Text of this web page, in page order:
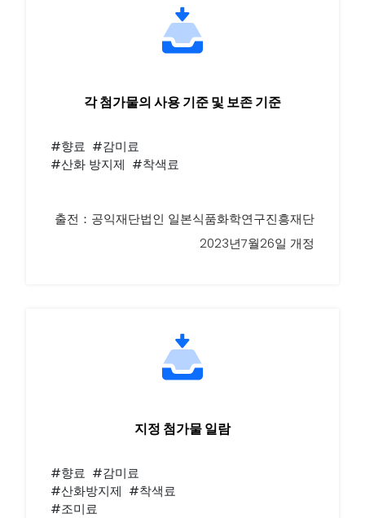
각 첨가물의 사용 기준 및 보존 기준
#향료 #감미료
#산화 방지제 #착색료
출전：공익재단법인 일본식품화학연구진흥재단
2023년7월26일 개정
지정 첨가물 일람
#향료 #감미료
#산화방지제 #착색료
#조미료